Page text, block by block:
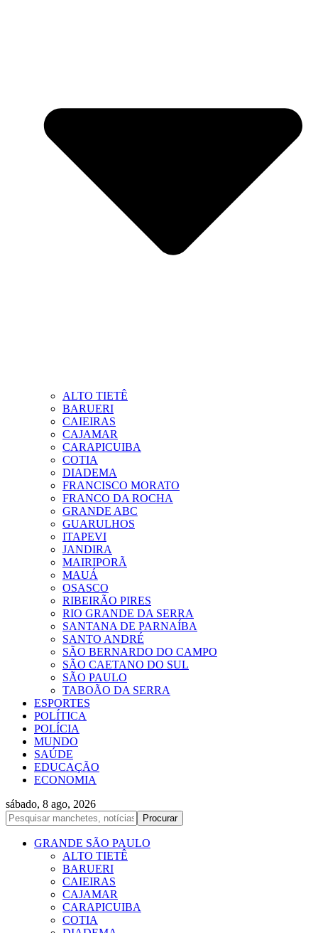
ALTO TIETÊ
BARUERI
CAIEIRAS
CAJAMAR
CARAPICUIBA
COTIA
DIADEMA
FRANCISCO MORATO
FRANCO DA ROCHA
GRANDE ABC
GUARULHOS
ITAPEVI
JANDIRA
MAIRIPORÃ
MAUÁ
OSASCO
RIBEIRÃO PIRES
RIO GRANDE DA SERRA
SANTANA DE PARNAÍBA
SANTO ANDRÉ
SÃO BERNARDO DO CAMPO
SÃO CAETANO DO SUL
SÃO PAULO
TABOÃO DA SERRA
ESPORTES
POLÍTICA
POLÍCIA
MUNDO
SAÚDE
EDUCAÇÃO
ECONOMIA
sábado, 8 ago, 2026
GRANDE SÃO PAULO
ALTO TIETÊ
BARUERI
CAIEIRAS
CAJAMAR
CARAPICUIBA
COTIA